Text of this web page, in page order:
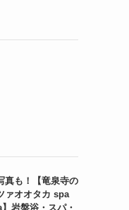
真も！【竜泉寺の
ァオオタカ spa
岩盤浴・スパ・